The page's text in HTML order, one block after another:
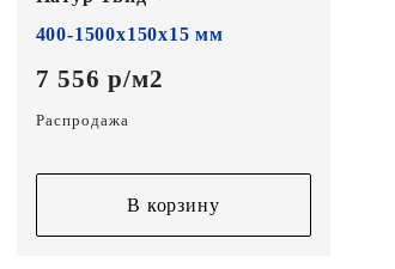
400-1500х150х15 мм
7 556 р/м2
Распродажа
В корзину